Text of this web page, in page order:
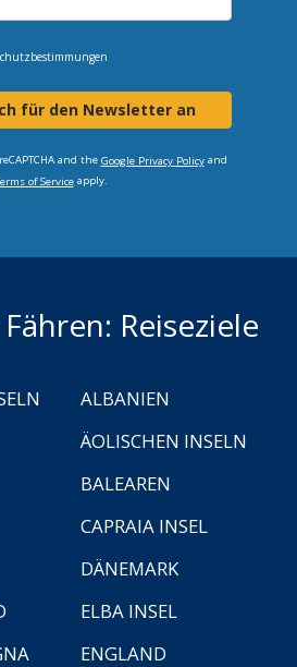
für den Newsletter an
and the Google Privacy Policyand
of Serviceapply.
Reiseziele
ALBANIEN
ÄOLISCHEN INSELN
BALEAREN
CAPRAIA INSEL
DÄNEMARK
ELBA INSEL
ENGLAND